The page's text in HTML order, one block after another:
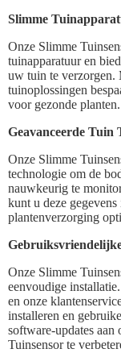
Slimme
Onze Slimme
tuinapparatuur en
uw tuin te verzorgen.
tuinoplossingen
voor gezonde planten.
Geavanceerde Tuin
Onze Slimme
technologie om de
nauwkeurig te
kunt u deze
plantenverzorging
Onze Slimme
eenvoudige
en onze
installeren en
software-updates
Tuinsensor te